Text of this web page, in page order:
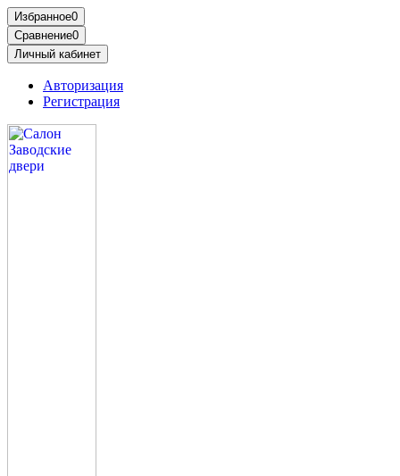
Избранное0
Сравнение0
Личный кабинет
Авторизация
Регистрация